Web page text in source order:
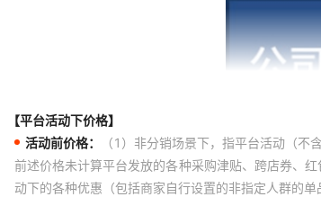
【平台活动下价格】
活动前价格：
（1）非分销场景下，指平台活动（
前述价格未计算平台发放的各种采购津贴、跨店券、
动下的各种优惠（包括商家自行设置的非指定人群的